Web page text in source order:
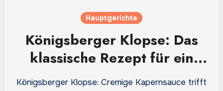
Hauptgerichte
Königsberger Klopse: Das
klassische Rezept für ein
herzhaftes Familienessen
Königsberger Klopse: Cremige Kapernsauce trifft